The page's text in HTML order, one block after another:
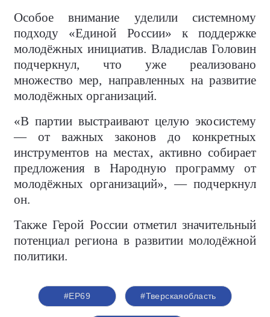
Особое внимание уделили системному
подходу «Единой России» к поддержке
молодёжных инициатив. Владислав Головин
подчеркнул, что уже реализовано
множество мер, направленных на развитие
молодёжных организаций.
«В партии выстраивают целую экосистему
— от важных законов до конкретных
инструментов на местах, активно собирает
предложения в Народную программу от
молодёжных организаций», — подчеркнул
он.
Также Герой России отметил значительный
потенциал региона в развитии молодёжной
политики.
#ЕР69 #Тверскаяобласть